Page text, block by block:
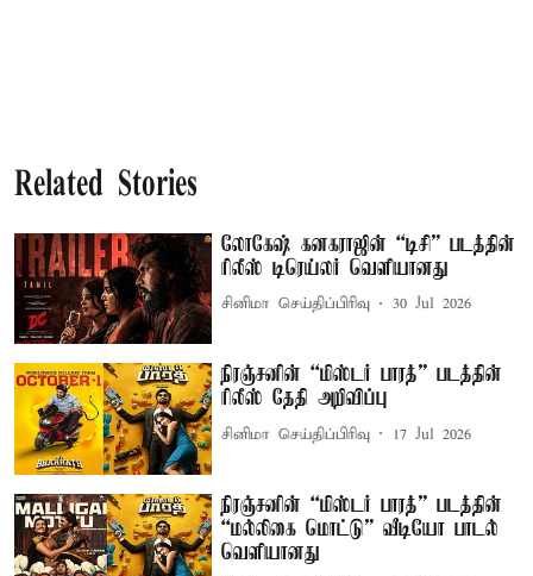
Related Stories
லோகேஷ் கனகராஜின் “டிசி” படத்தின்
ரிலீஸ் டிரெய்லர் வெளியானது
சினிமா செய்திப்பிரிவு 30 Jul 2026
நிரஞ்சனின் “மிஸ்டர் பாரத்” படத்தின்
ரிலீஸ் தேதி அறிவிப்பு
சினிமா செய்திப்பிரிவு 17 Jul 2026
நிரஞ்சனின் “மிஸ்டர் பாரத்” படத்தின்
“மல்லிகை மொட்டு” வீடியோ பாடல்
வெளியானது